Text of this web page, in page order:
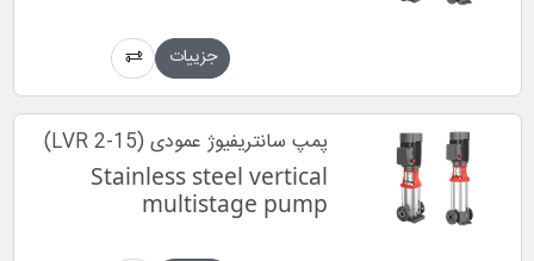
جزییات
پمپ سانتریفیوژ عمودی (LVR 2-15)
Stainless steel vertical
multistage pump